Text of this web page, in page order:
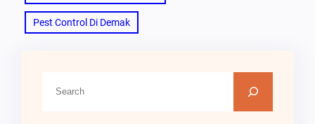
Pest Control Di Demak